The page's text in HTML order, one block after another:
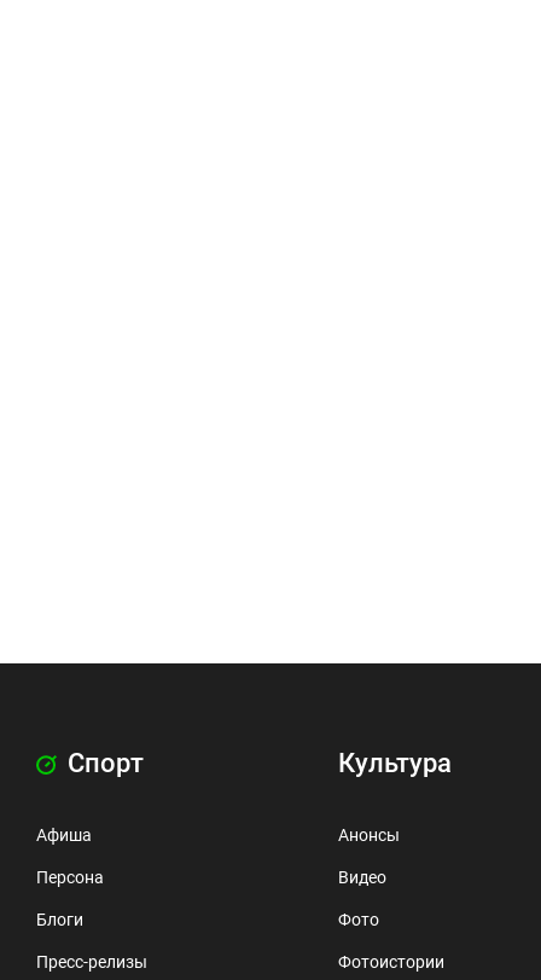
Спорт
Афиша
Персона
Блоги
Пресс-релизы
Культура
Анонсы
Видео
Фото
Фотоистории